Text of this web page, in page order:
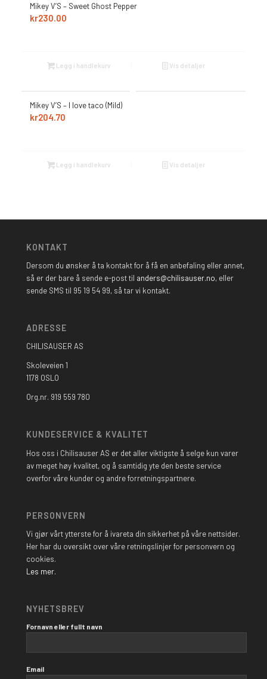
Mikey V’S – Sweet Ghost Pepper
kr230.00
Legg i handlekurv Vis detaljer
Mikey V’S – I love taco (Mild)
kr204.70
Legg i handlekurv Vis detaljer
KONTAKT
Dersom du ønsker å ta kontakt for å få en anbefaling eller annet,
så er der bare å sende e-post til anders@chilisauser.no, eller
sende SMS til 95 19 54 99, så tar vi kontakt.
ADRESSE
CHILISAUSER AS
Skoleveien 1
1178 OSLO
Org.nr. 919 559 780
KUNDESERVICE & KVALITET
Hos oss i Chilisauser AS er det aller viktigste å selge kun varer
av meget høy kvalitet, og å samtidig yte den beste service
overfor våre kunder og andre forretningspartnere.
PERSONVERN
Vi gjør vårt ytterste for å ivareta din sikkerhet på våre nettsider.
Her har du oversikt over våre retningslinjer for personvern og
cookies.
Les mer.
NYHETSBREV
Fornavn eller fullt navn
Email